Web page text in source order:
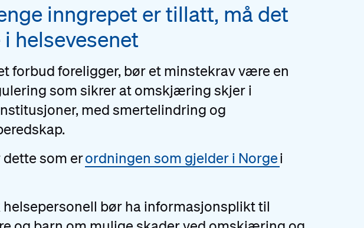
inngrepet er tillatt, må det
helsevesenet
forbud foreligger, bør et minstekrav være en
som sikrer at omskjæring skjer i
med smertelindring og
dette som erordningen som gjelder i Norgei
helsepersonell bør ha informasjonsplikt til